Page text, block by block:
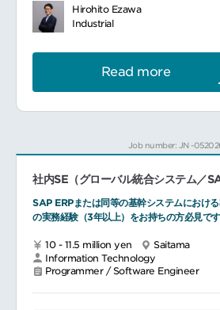
クト推進をリードして
AIを活用した業務改善
3PLや各種Webシス
調整
データ基盤の改善およ
＜中長期＞業務系シ
グローバルプロジェク
データ活用の高度化
Hirohito Ezawa
Industrial
Read more
Job number: JN -
社内SE（グローバル統合システム／
SAP ERPまたは同等の基幹システムにおけ
の実務経験（3年以上）をお持ちの方必見です
10 - 11.5 million yen
Saitama
Information Technology
Programmer / Software Engineer